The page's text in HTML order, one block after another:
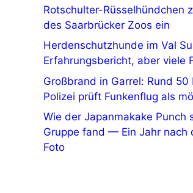
Rotschulter-Rüsselhündchen
des Saarbrücker Zoos ein
Herdenschutzhunde im Val
Erfahrungsbericht, aber viele
Großbrand in Garrel: Rund
Polizei prüft Funkenflug als
Wie der Japanmakake Punch
Gruppe fand — Ein Jahr nach
Foto